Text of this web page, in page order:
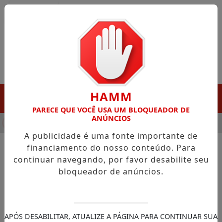
EM PORTO GRANDE COM ATUAÇÃO VOLTADA
NOTÍCIAS/VITÓRIA DO JARI
Vitória do Jari recebe visita
piscicultura no município
HAMM
PARECE QUE VOCÊ USA UM BLOQUEADOR DE
ANÚNCIOS
A publicidade é uma fonte importante de
financiamento do nosso conteúdo. Para
continuar navegando, por favor desabilite seu
bloqueador de anúncios.
APÓS DESABILITAR, ATUALIZE A PÁGINA PARA CONTINUAR SUA